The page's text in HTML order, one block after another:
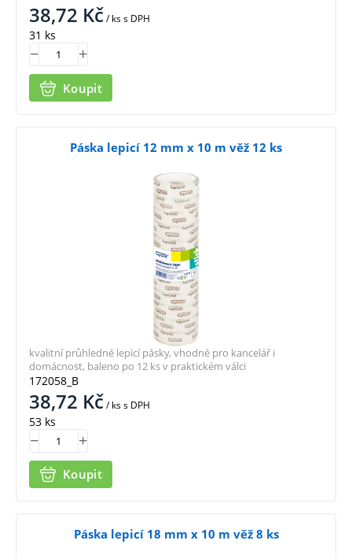
38,72 Kč/ kss DPH
31 ks
Koupit
Páska lepicí 12 mm x 10 m věž 12 ks
172058_B
38,72 Kč/ kss DPH
53 ks
Koupit
kvalitní průhledné lepicí pásky, vhodné pro kancelář i
domácnost, baleno po 12 ks v praktickém válci
Páska lepicí 18 mm x 10 m věž 8 ks